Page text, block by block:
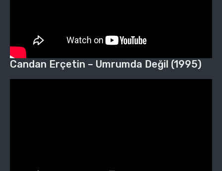
Candan Erçetin – Umrumda Değil (1995)